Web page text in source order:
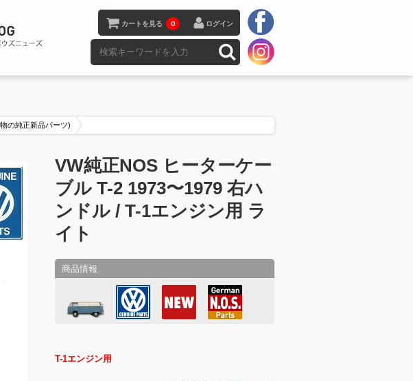
カートを見る 0 ログイン
の純正新品パーツ)
VW純正NOS ヒーターケー
ブル T-2 1973〜1979 右ハ
ンドル / T-1エンジン用 ラ
イト
T-1エンジン用